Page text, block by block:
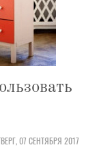
07 СЕНТЯБРЯ 2017